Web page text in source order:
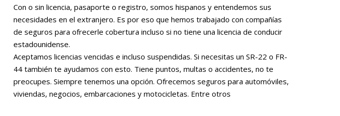
Con o sin licencia, pasaporte o registro, somos hispanos y entendemos sus
necesidades en el extranjero. Es por eso que hemos trabajado con compañías
de seguros para ofrecerle cobertura incluso si no tiene una licencia de conducir
estadounidense.
Aceptamos licencias vencidas e incluso suspendidas. Si necesitas un SR-22 o FR-
44 también te ayudamos con esto. Tiene puntos, multas o accidentes, no te
preocupes. Siempre tenemos una opción. Ofrecemos seguros para automóviles,
viviendas, negocios, embarcaciones y motocicletas. Entre otros